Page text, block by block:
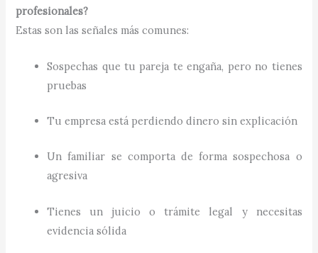
profesionales?
Estas son las señales más comunes:
Sospechas que tu pareja te engaña, pero no tienes
pruebas
Tu empresa está perdiendo dinero sin explicación
Un familiar se comporta de forma sospechosa o
agresiva
Tienes un juicio o trámite legal y necesitas
evidencia sólida